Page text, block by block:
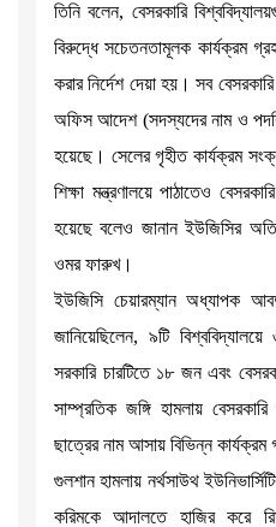
তিনি বলেন, বেসরকারি
বিরুদ্ধে সচেতনতামূলক কার্যক্রম
করার নির্দেশ দেয়া হয়। সব
অফিস আদেশ (সদস্যদের নাম ও
হয়েছে। সেলের গৃহীত কার্যক্রম
শিক্ষা মন্ত্রণালয়ে পাঠাতেও
হয়েছে বলেও জানান ইউজিসির
ওমর ফারুখ।
ইউজিসি চেয়ারম্যান অধ্যাপক
জানিয়েছিলেন, ৯টি
সরকারি চারটিতে ১৮ জন এবং
সাম্প্রতিক জঙ্গি হামলায়
ছাত্রের নাম আসায় বিভিন্ন
গুলশান হামলায় নর্থসাউথ
করিমকে আদালতে হাজির করে